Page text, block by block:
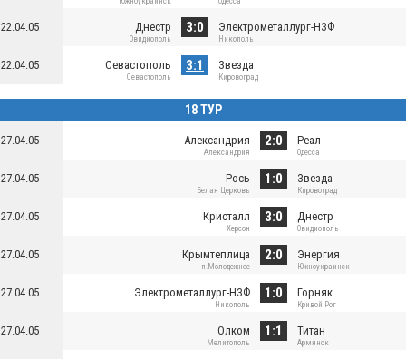
22.04.05 Днестр
Овидиополь
3:0 Электрометаллург-НЗФ
Никополь
22.04.05 Севастополь
Севастополь
3:1 Звезда
Кировоград
18 ТУР
27.04.05 Александрия
Александрия
2:0 Реал
Одесса
27.04.05 Рось
Белая Церковь
1:0 Звезда
Кировоград
27.04.05 Кристалл
Херсон
3:0 Днестр
Овидиополь
27.04.05 Крымтеплица
п.Молодежное
2:0 Энергия
Южноукраинск
27.04.05 Электрометаллург-НЗФ
Никополь
1:0 Горняк
Кривой Рог
27.04.05 Олком
Мелитополь
1:1 Титан
Армянск